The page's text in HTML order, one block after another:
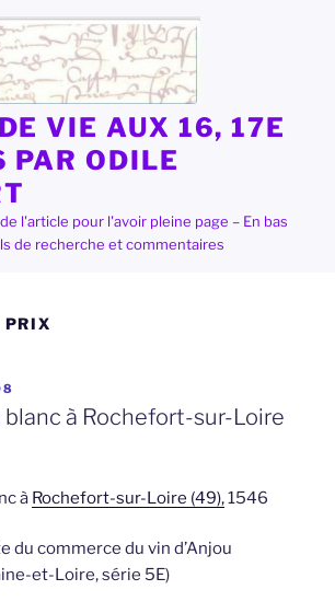
VIE AUX 16, 17E
PAR ODILE
l'article pour l'avoir pleine page – En bas
de recherche et commentaires
PRIX
blanc à Rochefort-sur-Loire
à Rochefort-sur-Loire (49),1546
du commerce du vin d’Anjou
et-Loire, série 5E)